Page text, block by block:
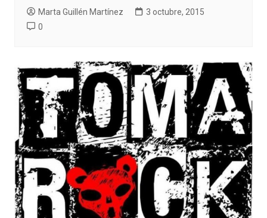
Marta Guillén Martínez
3 octubre, 2015
0